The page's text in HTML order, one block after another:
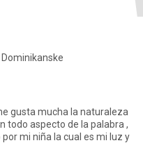
gusta mucha la naturaleza
todo aspecto de la palabra ,
mi niña la cual es mi luz y